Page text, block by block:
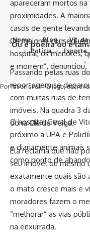
apareceram mortos
proximidades. A
casos de gente
Os maiores
hospital, os menores,
e morrem”, denunciou.
O hospital Geral de
próximo a UPA e
e diariamente animais
como ponto de
‘Ou é poeira ou é
Passando pelas ruas
reportagem se
com muitas ruas de
imóveis. Na quadra 3
dona Cleide Veiga.
Ela reclama que não
seu imóvel ou mesmo
exatamente quais são
o mato cresce mais e
moradores fazem o
“melhorar” as vias
na enxurrada.
Home Blog Vit. da
Polícia
Esporte
Por favor, click na logo,